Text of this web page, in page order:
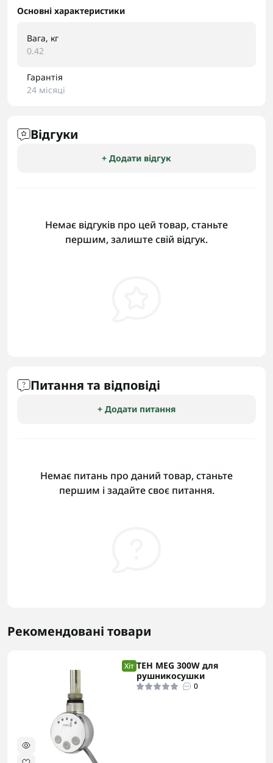
Основні характеристики
Вага, кг
0.42
Гарантія
24 місяці
Відгуки
+ Додати відгук
Немає відгуків про цей товар, станьте
першим, залиште свій відгук.
Питання та відповіді
+ Додати питання
Немає питань про даний товар, станьте
першим і задайте своє питання.
Рекомендовані товари
Хіт ТЕН MEG 300W для
рушникосушки
0